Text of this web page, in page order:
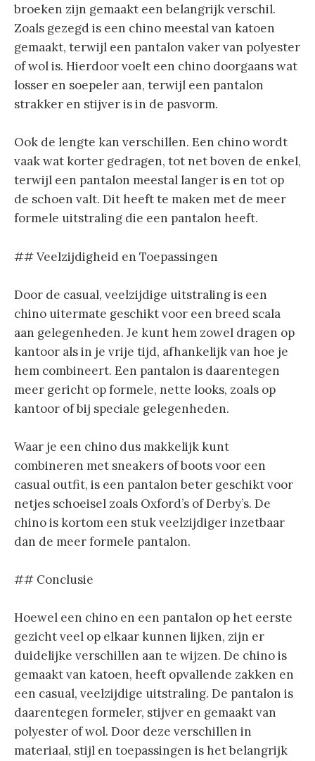
broeken zijn gemaakt een belangrijk verschil.
Zoals gezegd is een chino meestal van katoen
gemaakt, terwijl een pantalon vaker van polyester
of wol is. Hierdoor voelt een chino doorgaans wat
losser en soepeler aan, terwijl een pantalon
strakker en stijver is in de pasvorm.
Ook de lengte kan verschillen. Een chino wordt
vaak wat korter gedragen, tot net boven de enkel,
terwijl een pantalon meestal langer is en tot op
de schoen valt. Dit heeft te maken met de meer
formele uitstraling die een pantalon heeft.
## Veelzijdigheid en Toepassingen
Door de casual, veelzijdige uitstraling is een
chino uitermate geschikt voor een breed scala
aan gelegenheden. Je kunt hem zowel dragen op
kantoor als in je vrije tijd, afhankelijk van hoe je
hem combineert. Een pantalon is daarentegen
meer gericht op formele, nette looks, zoals op
kantoor of bij speciale gelegenheden.
Waar je een chino dus makkelijk kunt
combineren met sneakers of boots voor een
casual outfit, is een pantalon beter geschikt voor
netjes schoeisel zoals Oxford’s of Derby’s. De
chino is kortom een stuk veelzijdiger inzetbaar
dan de meer formele pantalon.
## Conclusie
Hoewel een chino en een pantalon op het eerste
gezicht veel op elkaar kunnen lijken, zijn er
duidelijke verschillen aan te wijzen. De chino is
gemaakt van katoen, heeft opvallende zakken en
een casual, veelzijdige uitstraling. De pantalon is
daarentegen formeler, stijver en gemaakt van
polyester of wol. Door deze verschillen in
materiaal, stijl en toepassingen is het belangrijk